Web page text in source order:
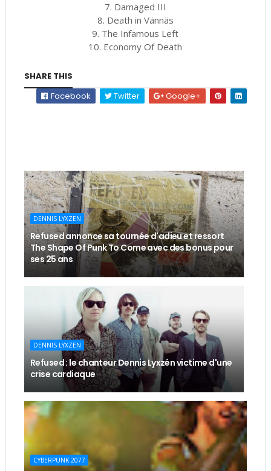
7. Damaged III
8. Death in Vännäs
9. The Infamous Left
10. Economy Of Death
SHARE THIS
Facebook
Twitter Google+
DENNIS LYXZEN
Refused annonce sa tournée d'adieu et ressort
The Shape Of Punk To Come avec des bonus pour
ses 25 ans
DENNIS LYXZEN
Refused : le chanteur Dennis Lyxzén victime d'une
crise cardiaque
CYBERPUNK 2077